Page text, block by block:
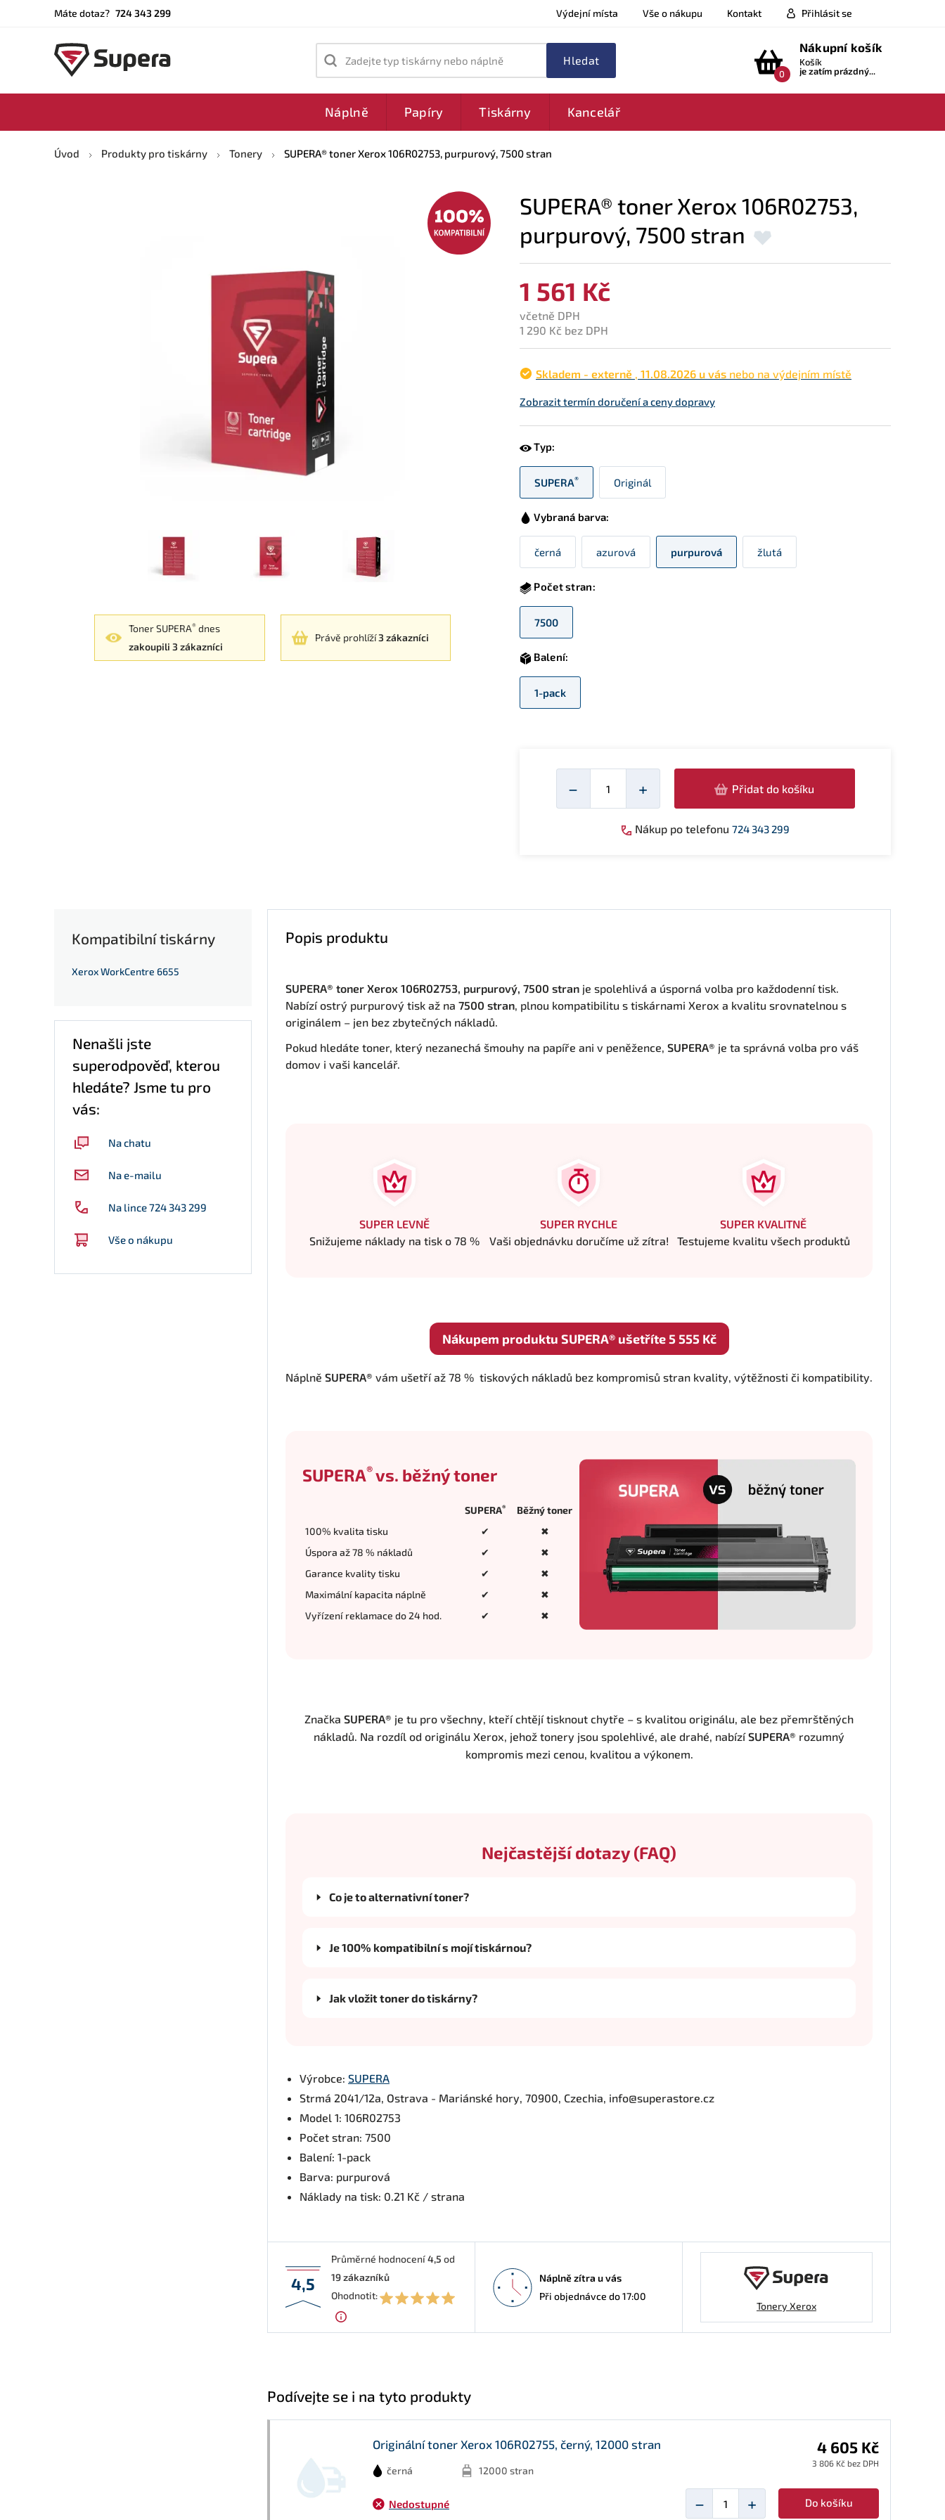
Máte dotaz? 724 343 299 Výdejní místa Vše o nákupu Kontakt Přihlásit se
Zadejte typ tiskárny nebo náplně
0
Nákupní košík
Košík
je zatím prázdný...
Náplně Papíry Tiskárny Kancelář
Úvod Produkty pro tiskárny Tonery SUPERA® toner Xerox 106R02753, purpurový, 7500 stran
Toner SUPERA® dnes
zakoupili 3 zákazníci
Právě prohlíží3 zákazníci
SUPERA® toner Xerox 106R02753,
purpurový, 7500 stran
1 561 Kč
včetně DPH
1 290 Kč bez DPH
Skladem - externě 11.08.2026 u vás nebo na výdejním místě
Zobrazit termín doručení a ceny dopravy
Typ:
SUPERA® Originál
Vybraná barva:
černá azurová purpurová žlutá
Počet stran:
7500
Balení:
1-pack
−
Množství
+ Přidat do košíku
Nákup po telefonu 724 343 299
Kompatibilní tiskárny
Xerox WorkCentre 6655
Nenašli jste
superodpověď, kterou
hledáte? Jsme tu pro
vás:
Na chatu
Na e-mailu
Na lince 724 343 299
Vše o nákupu
Popis produktu
SUPERA® toner Xerox 106R02753, purpurový, 7500 stran je spolehlivá a úsporná volba pro každodenní tisk.
Nabízí ostrý purpurový tisk až na 7500 stran, plnou kompatibilitu s tiskárnami Xerox a kvalitu srovnatelnou s
originálem – jen bez zbytečných nákladů.
Pokud hledáte toner, který nezanechá šmouhy na papíře ani v peněžence, SUPERA® je ta správná volba pro váš
domov i vaši kancelář.
SUPER LEVNĚ
Snižujeme náklady na tisk o 78 %
SUPER RYCHLE
Vaši objednávku doručíme už zítra!
SUPER KVALITNĚ
Testujeme kvalitu všech produktů
Nákupem produktu SUPERA® ušetříte 5 555 Kč
Náplně SUPERA® vám ušetří až 78 % tiskových nákladů bez kompromisů stran kvality, výtěžnosti či kompatibility.
SUPERA®vs. běžný toner
SUPERA®
Běžný toner
100% kvalita tisku
✔
✖
Úspora až 78 % nákladů
✔
✖
Garance kvality tisku
✔
✖
Maximální kapacita náplně
✔
✖
Vyřízení reklamace do 24 hod.
✔ ✖
Značka SUPERA® je tu pro všechny, kteří chtějí tisknout chytře – s kvalitou originálu, ale bez přemrštěných
nákladů. Na rozdíl od originálu Xerox, jehož tonery jsou spolehlivé, ale drahé, nabízíSUPERA® rozumný
kompromis mezi cenou, kvalitou a výkonem.
Nejčastější dotazy (FAQ)
Co je to alternativní toner?
Je 100% kompatibilní s mojí tiskárnou?
Jak vložit toner do tiskárny?
Výrobce: SUPERA
Strmá 2041/12a, Ostrava - Mariánské hory, 70900, Czechia, info@superastore.cz
Model 1: 106R02753
Počet stran: 7500
Balení: 1-pack
Barva: purpurová
Náklady na tisk: 0.21 Kč / strana
4,5
Průměrné hodnocení4,5 od
19zákazníků
Ohodnotit:
Náplně zítra u vás
Při objednávce do 17:00
Tonery Xerox
Podívejte se i na tyto produkty
Originální toner Xerox 106R02755, černý, 12000 stran
černá 12000 stran
4 605 Kč
3 806 Kč bez DPH
Nedostupné − + Do košíku